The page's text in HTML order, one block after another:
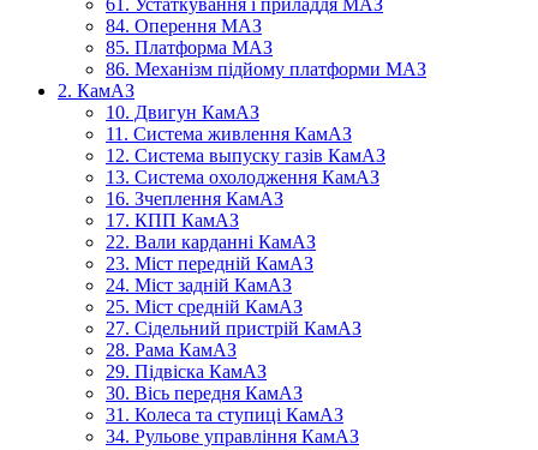
61. Устаткування і приладдя МАЗ
84. Оперення МАЗ
85. Платформа МАЗ
86. Механізм підйому платформи МАЗ
2. КамАЗ
10. Двигун КамАЗ
11. Система живлення КамАЗ
12. Система выпуску газів КамАЗ
13. Система охолодження КамАЗ
16. Зчеплення КамАЗ
17. КПП КамАЗ
22. Вали карданні КамАЗ
23. Міст передній КамАЗ
24. Міст задній КамАЗ
25. Міст средній КамАЗ
27. Сідельний пристрій КамАЗ
28. Рама КамАЗ
29. Підвіска КамАЗ
30. Вісь передня КамАЗ
31. Колеса та ступиці КамАЗ
34. Рульове управління КамАЗ